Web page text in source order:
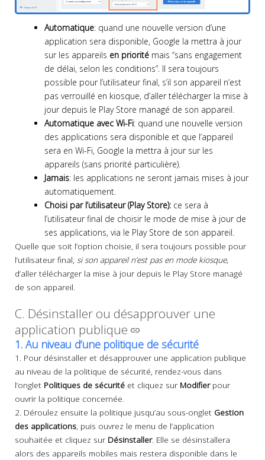
Automatique: quand une nouvelle version d’une
application sera disponible, Google la mettra à jour
sur les appareils en priorité mais “sans engagement
de délai, selon les conditions”. Il sera toujours
possible pour l’utilisateur final, s’il son appareil n’est
pas verrouillé en kiosque, d’aller télécharger la mise à
jour depuis le Play Store managé de son appareil.
Automatique avec Wi-Fi: quand une nouvelle version
des applications sera disponible et que l’appareil
sera en Wi-Fi, Google la mettra à jour sur les
appareils (sans priorité particulière).
Jamais: les applications ne seront jamais mises à jour
automatiquement.
Choisi par l’utilisateur (Play Store): ce sera à
l’utilisateur final de choisir le mode de mise à jour de
ses applications, via le Play Store de son appareil.
Quelle que soit l’option choisie, il sera toujours possible pour
l’utilisateur final, si son appareil n’est pas en mode kiosque,
d’aller télécharger la mise à jour depuis le Play Store managé
de son appareil.
C. Désinstaller ou désapprouver une
application publique
1. Au niveau d’une politique de sécurité
1. Pour désinstaller et désapprouver une application publique
au niveau de la politique de sécurité, rendez-vous dans
l’onglet Politiques de sécurité et cliquez sur Modifier pour
ouvrir la politique concernée.
2. Déroulez ensuite la politique jusqu’au sous-onglet Gestion
des applications , puis ouvrez le menu de l’application
souhaitée et cliquez sur Désinstaller. Elle se désinstallera
alors des appareils mobiles mais restera disponible dans le